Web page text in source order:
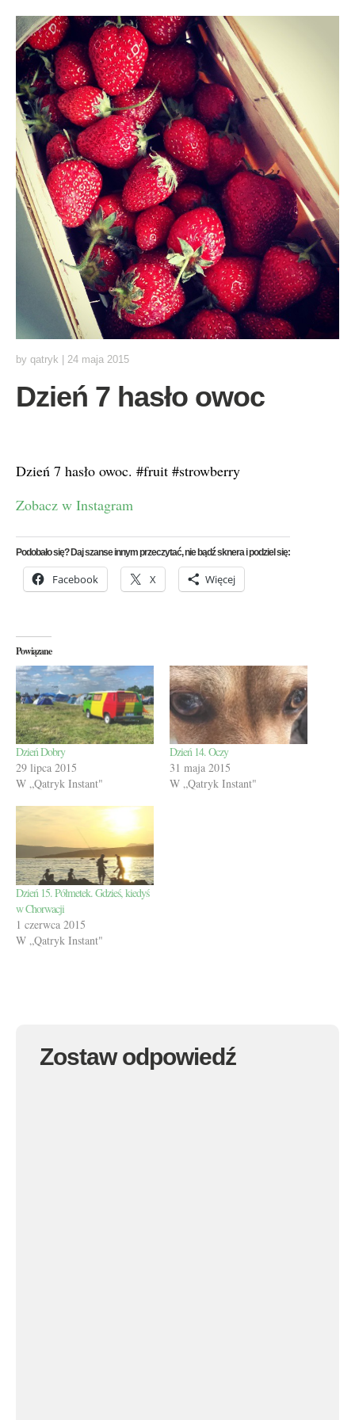
by qatryk 24 maja 2015
Dzień 7 hasło owoc
Dzień 7 hasło owoc. #fruit #strowberry
Zobacz w Instagram
Podobało się? Daj szanse innym przeczytać, nie bądź sknera i podziel się:
Facebook X Więcej
Powiązane
Dzień Dobry
29 lipca 2015
W „Qatryk Instant"
Dzień 14. Oczy
31 maja 2015
W „Qatryk Instant"
Dzień 15. Półmetek. Gdzieś, kiedyś
w Chorwacji
1 czerwca 2015
W „Qatryk Instant"
Zostaw odpowiedź